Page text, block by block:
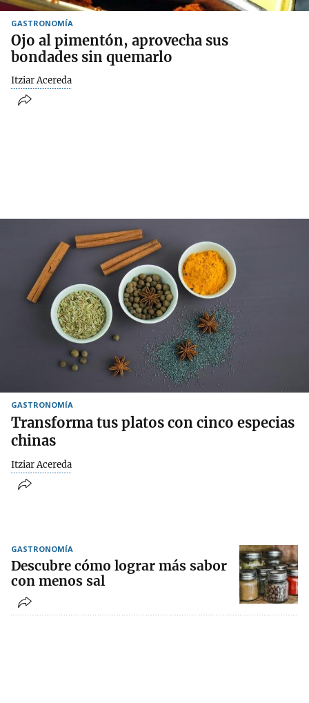
GASTRONOMÍA
Ojo al pimentón, aprovecha sus
bondades sin quemarlo
Itziar Acereda
GASTRONOMÍA
Transforma tus platos con cinco especias
chinas
Itziar Acereda
GASTRONOMÍA
Descubre cómo lograr más sabor
con menos sal